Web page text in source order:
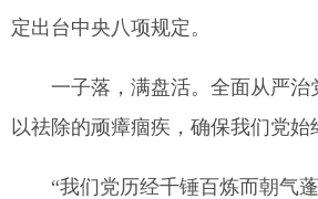
定出台中央八项规定。
一子落，满盘活。全面从严
以祛除的顽瘴痼疾，确保我们党
“我们党历经千锤百炼而朝气